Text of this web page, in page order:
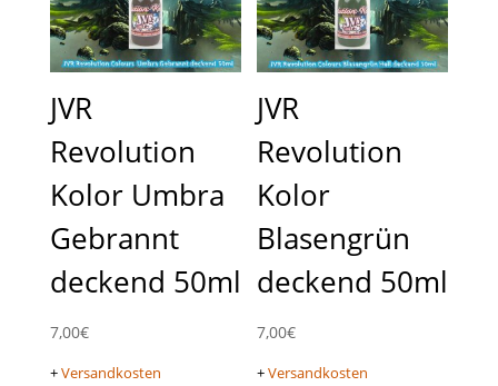
JVR
Revolution
Kolor Umbra
Gebrannt
deckend 50ml
7,00€
+Versandkosten
JVR
Revolution
Kolor
Blasengrün
deckend 50ml
7,00€
+Versandkosten